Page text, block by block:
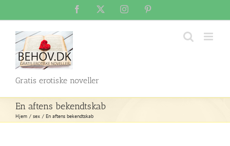
content
Facebook Instagram
Gratis erotiske noveller
En aftens bekendtskab
Hjem sex En aftens bekendtskab